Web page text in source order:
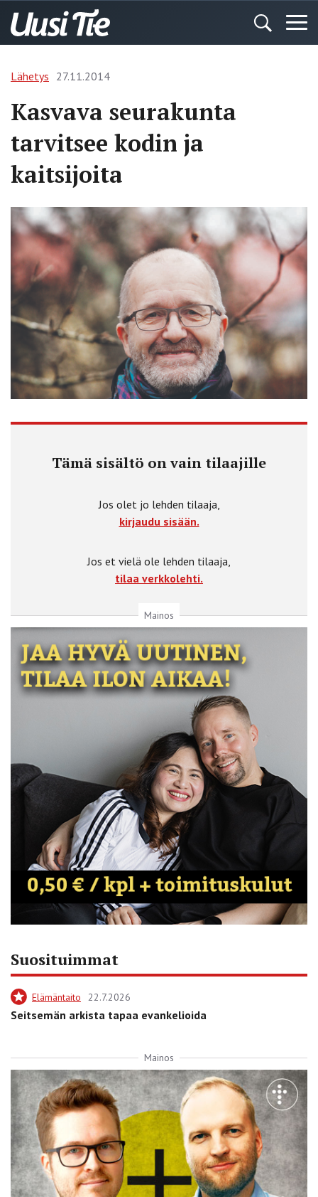
Lähetys 27.11.2014
Kasvava seurakunta
tarvitsee kodin ja
kaitsijoita
Tämä sisältö on vain tilaajille
Jos olet jo lehden tilaaja,
kirjaudu sisään.
Jos et vielä ole lehden tilaaja,
tilaa verkkolehti.
Mainos
Suosituimmat
Elämäntaito 22.7.2026
Seitsemän arkista tapaa evankelioida
Mainos